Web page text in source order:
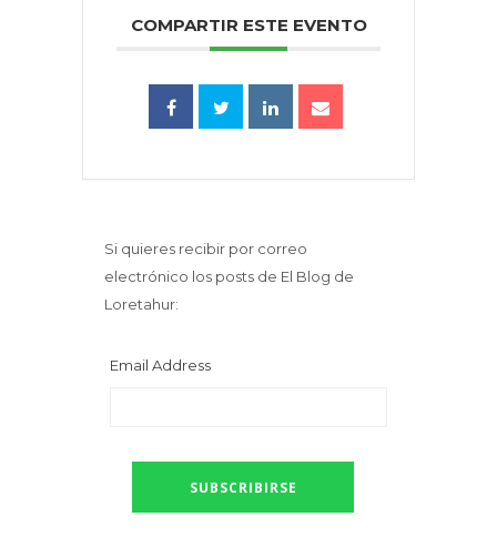
COMPARTIR ESTE EVENTO
Si quieres recibir por correo
electrónico los posts de El Blog de
Loretahur:
Email Address